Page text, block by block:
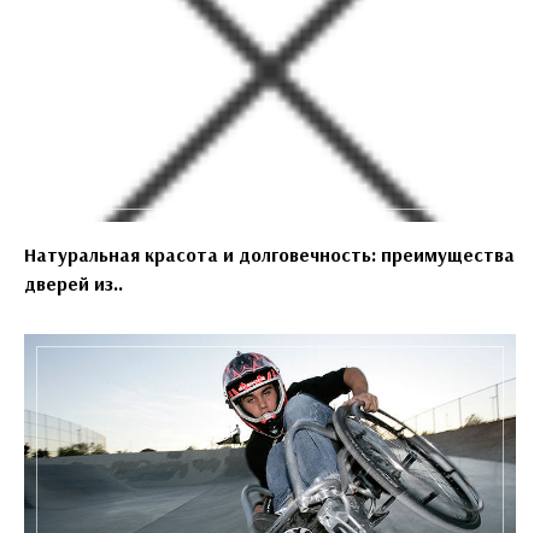
Натуральная красота и долговечность: преимущества
дверей из..